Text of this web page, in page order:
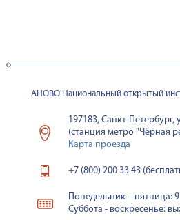
АНОВО Национальный открытый
197183, Санкт-Петербург,
(станция метро "Чёрная
Карта проезда
+7 (800) 200 33 43
Понедельник – пятница:
Суббота - воскресенье: